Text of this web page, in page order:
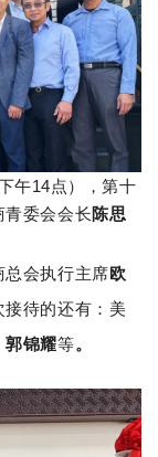
午14点），第十
青委会会长陈思
总会执行主席欧
待的还有： 美
郭锦耀等。